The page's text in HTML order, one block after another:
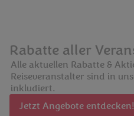
Rabatte aller
Alle aktuellen Rabatte &
Reiseveranstalter sind in
inkludiert.
Jetzt Angebote entdecken!